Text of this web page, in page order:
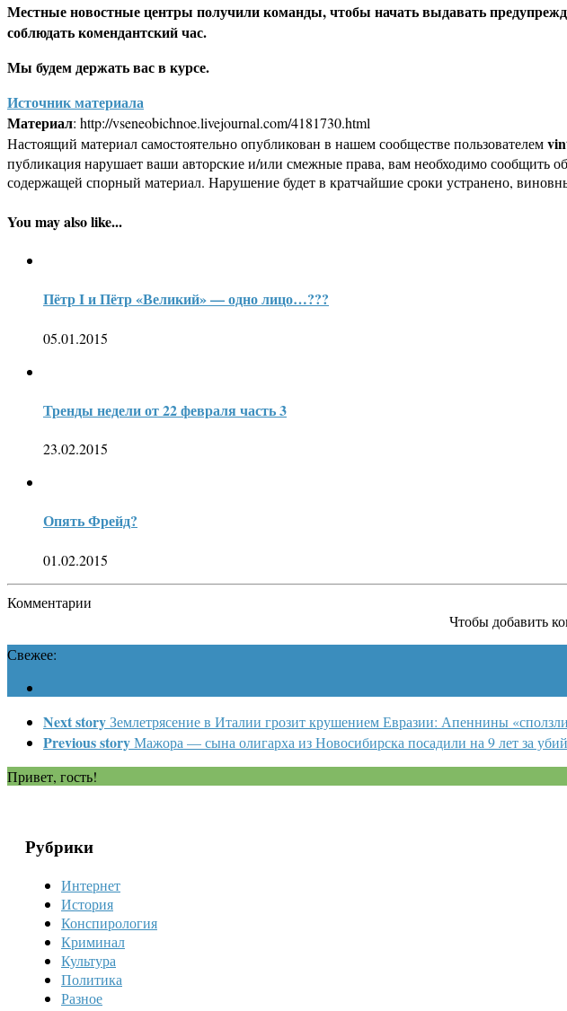
Местные новостные центры получили команды, чтобы начать выдавать
соблюдать комендантский час.
Мы будем держать вас в курсе.
Источник материала
Материал: http://vseneobichnoe.livejournal.com/4181730.html
Настоящий материал самостоятельно опубликован в нашем сообществе пользователем
публикация нарушает ваши авторские и/или смежные права, вам необходимо сообщить
содержащей спорный материал. Нарушение будет в кратчайшие сроки устранено,
You may also like...
Пётр I и Пётр «Великий» — одно лицо…???
05.01.2015
Тренды недели от 22 февраля часть 3
23.02.2015
Опять Фрейд?
01.02.2015
Комментарии
Чтобы добавить
Свежее:
Next storyЗемлетрясение в Италии грозит крушением Евразии: Апеннины
Previous storyМажора — сына олигарха из Новосибирска посадили на 9 лет за
Привет, гость!
Рубрики
Интернет
История
Конспирология
Криминал
Культура
Политика
Разное